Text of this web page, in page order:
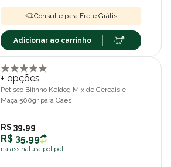
Consulte para Frete Grátis
Adicionar ao carrinho
+ opções
Petisco Bifinho Keldog Mix de Cereais e
Maça 500gr para Cães
R$ 39,99
R$ 35,99
na assinatura polipet